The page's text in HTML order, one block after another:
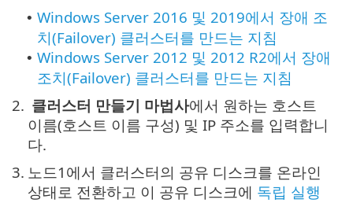
• Windows Server 2016 및 2019에서 장애 조
치(Failover) 클러스터를 만드는 지침
• Windows Server 2012 및 2012 R2에서 장애
조치(Failover) 클러스터를 만드는 지침
2. 클러스터 만들기 마법사에서 원하는 호스트
이름(호스트 이름 구성) 및 IP 주소를 입력합니
다.
3. 노드1에서 클러스터의 공유 디스크를 온라인
상태로 전환하고 이 공유 디스크에 독립 실행